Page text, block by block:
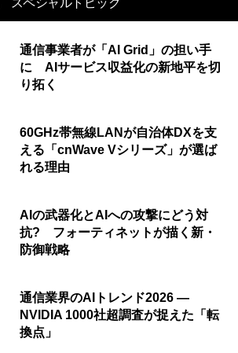
通信事業者が「AI Grid」の担い手
に AIサービス収益化の新地平を切
り拓く
60GHz帯無線LANが自治体DXを支
える「cnWave Vシリーズ」が選ば
れる理由
AIの武器化とAIへの攻撃にどう対
抗? フォーティネットが描く新・
防御戦略
通信業界のAIトレンド2026 ―
NVIDIA 1000社超調査が捉えた「転
換点」